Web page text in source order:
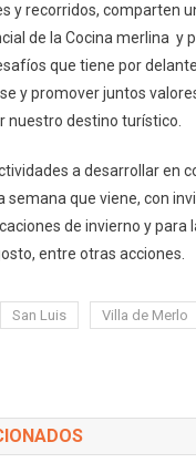
y recorridos, comparten
de la Cocina merlina y
que tiene por
y promover juntos
nuestro destino turístico.
a desarrollar en
semana que viene, con
de invierno y para
entre otras acciones.
San Luis Villa de Merlo
de